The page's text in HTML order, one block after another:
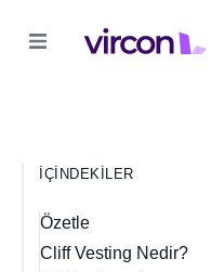
İÇINDEKILER
Özetle
Cliff Vesting Nedir?